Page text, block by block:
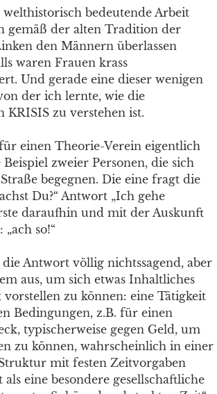
bedeutende Arbeit
gemäß der alten Tradition der
den Männern überlassen
waren Frauen krass
Und gerade eine dieser wenigen
der ich lernte, wie die
zu verstehen ist.
einen Theorie-Verein eigentlich
zweier Personen, die sich
begegnen. Die eine fragt die
Du?“ Antwort „Ich gehe
daraufhin und mit der Auskunft
so!“
Antwort völlig nichtssagend, aber
aus, um sich etwas Inhaltliches
vorstellen zu können: eine Tätigkeit
Bedingungen, z.B. für einen
typischerweise gegen Geld, um
zu können, wahrscheinlich in einer
mit festen Zeitvorgaben
als eine besondere gesellschaftliche